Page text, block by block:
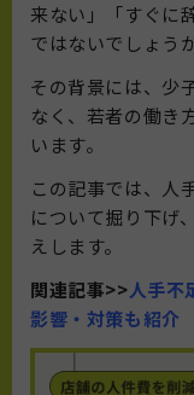
来ない」「すぐに
ではないでしょうか
その背景には、少
なく、若者の働き
います。
この記事では、人
について掘り下げ
えします。
関連記事>>人手不
影響・対策も紹介